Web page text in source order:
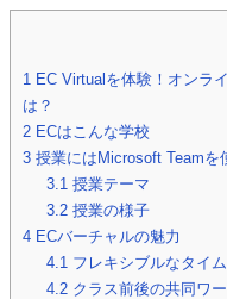
1 EC Virtualを体験！オンラ
は？
2 ECはこんな学校
3 授業にはMicrosoft Teamを
3.1 授業テーマ
3.2 授業の様子
4 ECバーチャルの魅力
4.1 フレキシブルなタイ
4.2 クラス前後の共同ワ